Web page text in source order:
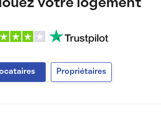
votre logement
Propriétaires